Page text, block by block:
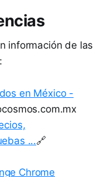
información de las
en México -
...🔗
Chrome